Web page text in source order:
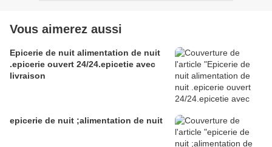
Vous aimerez aussi
Epicerie de nuit alimentation de nuit
.epicerie ouvert 24/24.epicetie avec
livraison
epicerie de nuit ;alimentation de nuit